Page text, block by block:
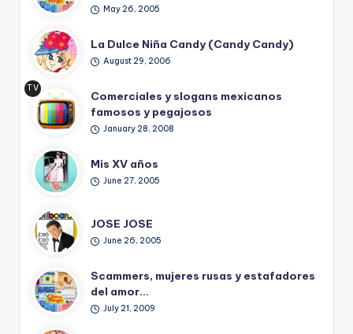
May 26, 2005
La Dulce Niña Candy (Candy Candy)
August 29, 2006
TV
Ret
ro
Comerciales y slogans mexicanos
famosos y pegajosos
January 28, 2008
Mis XV años
June 27, 2005
JOSE JOSE
June 26, 2005
Scammers, mujeres rusas y estafadores
del amor…
July 21, 2009